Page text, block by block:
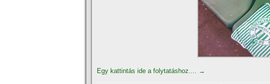
Egy kattintás ide a folytatáshoz.... →